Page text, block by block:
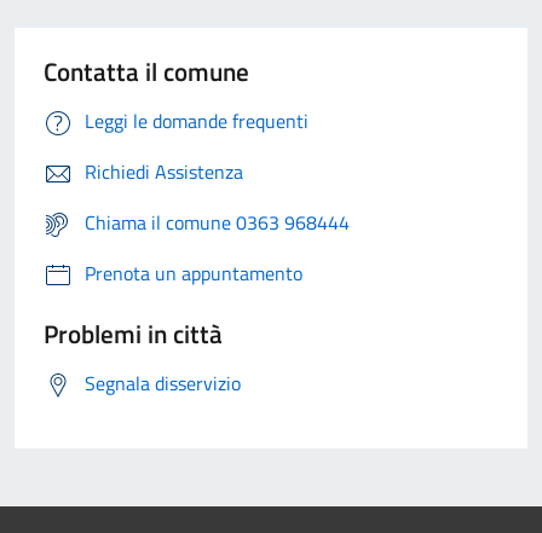
Contatta il comune
Leggi le domande frequenti
Richiedi Assistenza
Chiama il comune 0363 968444
Prenota un appuntamento
Problemi in città
Segnala disservizio